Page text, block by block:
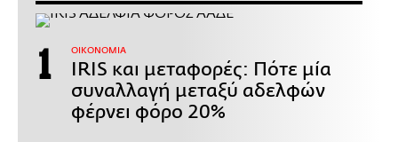
ΟΙΚΟΝΟΜΙΑ
IRIS και μεταφορές: Πότε μία
συναλλαγή μεταξύ αδελφών
φέρνει φόρο 20%